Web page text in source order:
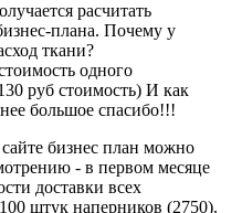
расчитать
плана. Почему у
ткани?
одного
руб стоимость) И как
большое спасибо!!!
бизнес план можно
- в первом месяце
доставки всех
штук наперников (2750).